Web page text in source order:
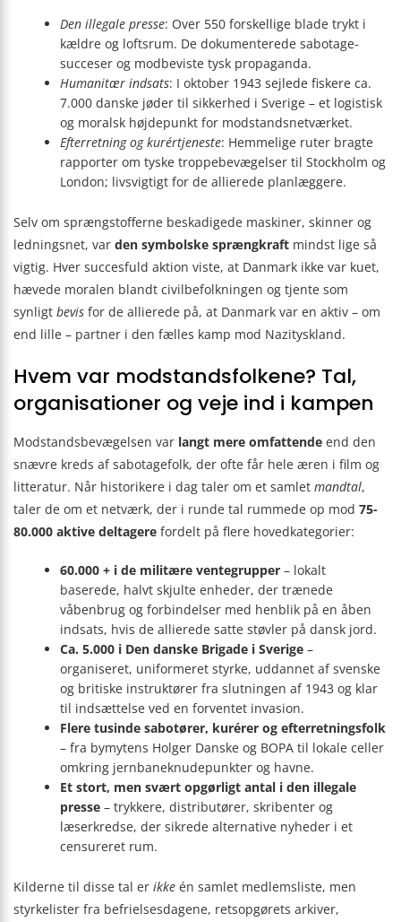
Den illegale presse: Over 550 forskellige blade trykt i
kældre og loftsrum. De dokumenterede sabotage­
succeser og modbeviste tysk propaganda.
Humanitær indsats: I oktober 1943 sejlede fiskere ca.
7.000 danske jøder til sikkerhed i Sverige – et logistisk
og moralsk højdepunkt for modstandsnetværket.
Efterretning og kurértjeneste: Hemmelige ruter bragte
rapporter om tyske troppe­bevægelser til Stockholm og
London; livsvigtigt for de allierede planlæggere.
Selv om sprængstofferne beskadigede maskiner, skinner og
ledningsnet, var den symbolske sprængkraft mindst lige så
vigtig. Hver succesfuld aktion viste, at Danmark ikke var kuet,
hævede moralen blandt civilbefolkningen og tjente som
synligt bevis for de allierede på, at Danmark var en aktiv – om
end lille – partner i den fælles kamp mod Nazityskland.
Hvem var modstandsfolkene? Tal,
organisationer og veje ind i kampen
Modstandsbevægelsen var langt mere omfattende end den
snævre kreds af sabotagefolk, der ofte får hele æren i film og
litteratur. Når historikere i dag taler om et samlet mandtal,
taler de om et netværk, der i runde tal rummede op mod 75-
80.000 aktive deltagere fordelt på flere hovedkategorier:
60.000 + i de militære ventegrupper – lokalt
baserede, halvt skjulte enheder, der trænede
våbenbrug og forbindelser med henblik på en åben
indsats, hvis de allierede satte støvler på dansk jord.
Ca. 5.000 i Den danske Brigade i Sverige –
organiseret, uniformeret styrke, uddannet af svenske
og britiske instruktører fra slutningen af 1943 og klar
til indsættelse ved en forventet invasion.
Flere tusinde sabotører, kurérer og efterretningsfolk
– fra bymytens Holger Danske og BOPA til lokale celler
omkring jernbaneknudepunkter og havne.
Et stort, men svært opgørligt antal i den illegale
presse – trykkere, distributører, skribenter og
læserkredse, der sikrede alternative nyheder i et
censureret rum.
Kilderne til disse tal er ikke én samlet medlemsliste, men
styrkelister fra befrielsesdagene, retsopgørets arkiver,